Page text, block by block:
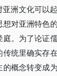
洲文化可以
对亚洲特色
。为了论证
统里确实存
概念转变成